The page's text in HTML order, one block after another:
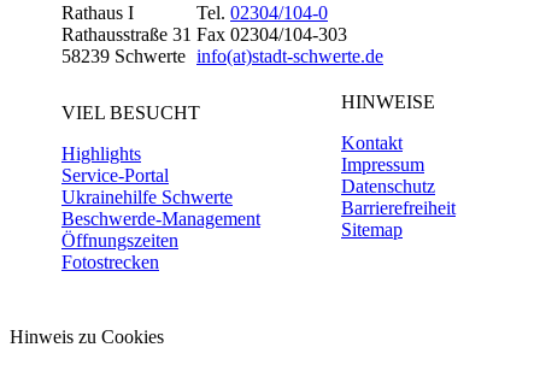
Rathaus I
Rathausstraße 31
58239 Schwerte
Tel. 02304/104-0
Fax 02304/104-303
info(at)stadt-schwerte.de
VIEL BESUCHT
Highlights
Service-Portal
Ukrainehilfe Schwerte
Beschwerde-Management
Öffnungszeiten
Fotostrecken
HINWEISE
Kontakt
Impressum
Datenschutz
Barrierefreiheit
Sitemap
Hinweis zu Cookies